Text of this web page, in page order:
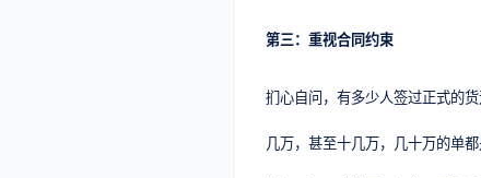
第三：重视合同约束
扪心自问，有多少人签过正式的货
几万，甚至十几万，几十万的单